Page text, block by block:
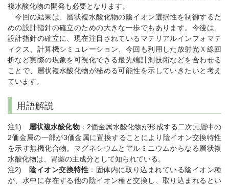
複水酸化物の開発も必要となります。
今回の結果は、層状複水酸化物の陰イオン選択性を制御するた
めの設計指針の確立のための大きな一歩でもあります。今後は、
設計指針の確立に、現在注目されているマテリアルインフォマテ
ィクス、計算機シミュレーション、今回も利用した放射光Ｘ線回
折など実際の現象を可視化できる最先端計測技術などを合わせる
ことで、層状複水酸化物が秘める可能性を示していきたいと考え
ています。
用語解説
注1) 層状複水酸化物：2価金属水酸化物が形成する二次元層中の
2価金属の一部が3価金属に置換することにより陰イオン交換特性
を示す無機化合物。マグネシウムとアルミニウムからなる層状複
水酸化物は、胃薬の主成分として知られている。
注2) 陰イオン交換特性 ：固体内に取り込まれている陰イオン種
が、水中に存在する他の陰イオン種と交換し、取り込まれるとい